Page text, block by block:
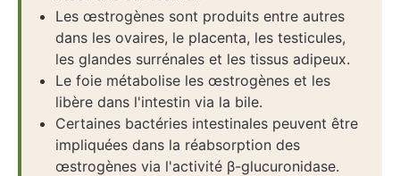
Les œstrogènes sont produits entre autres
dans les ovaires, le placenta, les testicules,
les glandes surrénales et les tissus adipeux.
Le foie métabolise les œstrogènes et les
libère dans l'intestin via la bile.
Certaines bactéries intestinales peuvent être
impliquées dans la réabsorption des
œstrogènes via l'activité β-glucuronidase.